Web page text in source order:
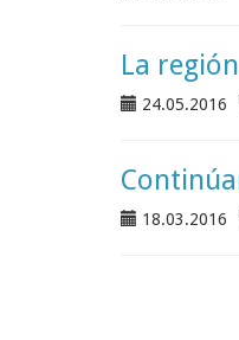
La
24.05.2016
18.03.2016